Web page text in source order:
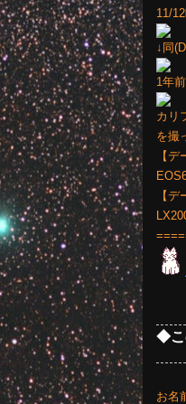
11/
↓同
1年
カリ
を撮
【
【
◆こ
お名